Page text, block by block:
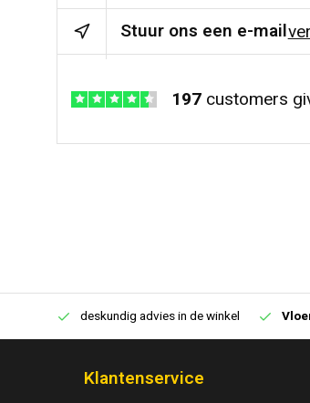
Stuur ons een e-mail
197 customers
deskundig advies in de winkel
Klantenservice